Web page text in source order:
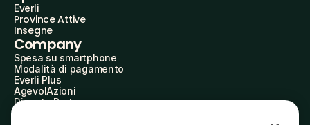
Everli
Province Attive
Insegne
Company
Spesa su smartphone
Modalità di pagamento
Everli Plus
AgevolAzioni
Diventa Partner